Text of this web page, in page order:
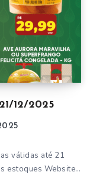
12/2025
válidas até 21
estoques Website…